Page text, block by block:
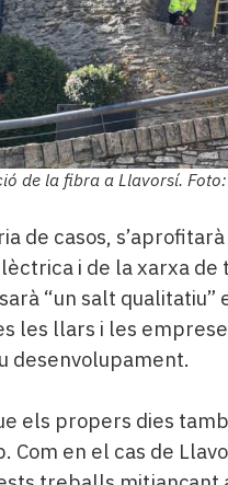
de la fibra a Llavorsí.
de casos,
i de la xarxa
“un salt
les llars i les
desenvolupament.
els propers dies
Com en el cas de